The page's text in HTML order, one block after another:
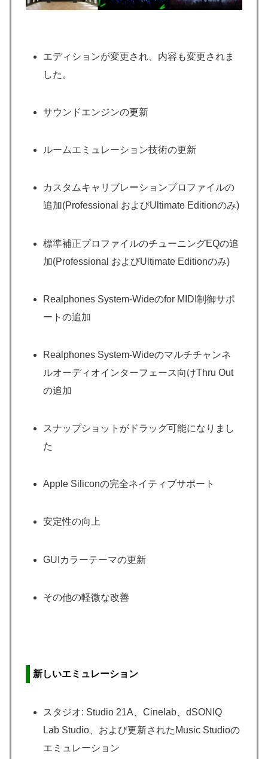
エディションが変更され、内容も変更されま
した。
サウンドエンジンの更新
ルームエミュレーション技術の更新
カスタムキャリブレーションプロファイルの
追加(Professional およびUltimate Editionのみ)
標準補正プロファイルのチューニングEQの追
加(Professional およびUltimate Editionのみ)
Realphones System-Wideのfor MIDI制御サポ
ートの追加
Realphones System-Wideのマルチチャンネ
ルオーディオインターフェース向けThru Out
の追加
スナップショットがドラッグ可能になりまし
た
Apple Siliconの完全ネイティブサポート
安定性の向上
GUIカラーテーマの更新
その他の軽微な改善
新しいエミュレーション
スタジオ: Studio 21A、Cinelab、dSONIQ
Lab Studio、および更新されたMusic Studioの
エミュレーション